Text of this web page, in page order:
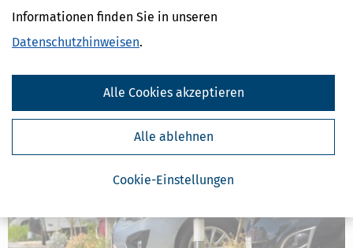
Informationen finden Sie in unseren
Datenschutzhinweisen.
Cookie-Einstellungen
Alle ablehnen
Alle Cookies akzeptieren
zusätzliche Rentenansprüche aufbauen. Wir erklären, wie es geht
und was es bringt.